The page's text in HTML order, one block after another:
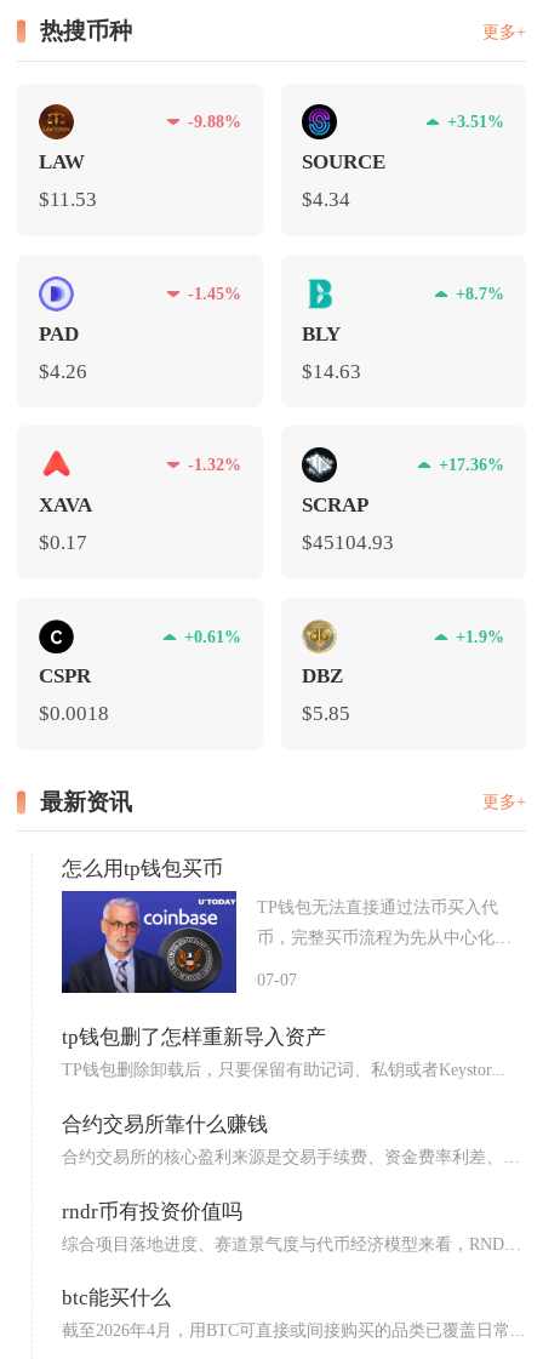
热搜币种 更多+
-9.88%
LAW
$11.53
+3.51%
SOURCE
$4.34
-1.45%
PAD
$4.26
+8.7%
BLY
$14.63
-1.32%
XAVA
$0.17
+17.36%
SCRAP
$45104.93
+0.61%
CSPR
$0.0018
+1.9%
DBZ
$5.85
最新资讯 更多+
怎么用tp钱包买币
TP钱包无法直接通过法币买入代
币，完整买币流程为先从中心化
07-07
tp钱包删了怎样重新导入资产
TP钱包删除卸载后，只要保留有助记词、私钥或者Keystor...
合约交易所靠什么赚钱
合约交易所的核心盈利来源是交易手续费、资金费率利差、强
rndr币有投资价值吗
综合项目落地进度、赛道景气度与代币经济模型来看，RNDR
btc能买什么
截至2026年4月，用BTC可直接或间接购买的品类已覆盖日常...